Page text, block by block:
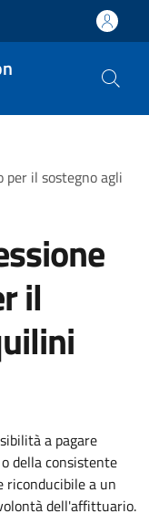
per il sostegno agli
il
a pagare
della consistente
riconducibile a un
dell'affittuario.